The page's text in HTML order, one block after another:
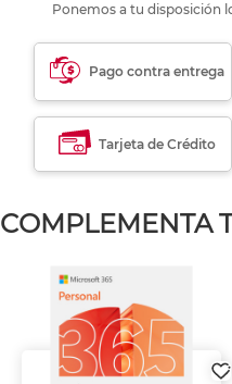
Ponemos a tu disposición
Pago contra entrega
Tarjeta de Crédito
COMPLEMENTA